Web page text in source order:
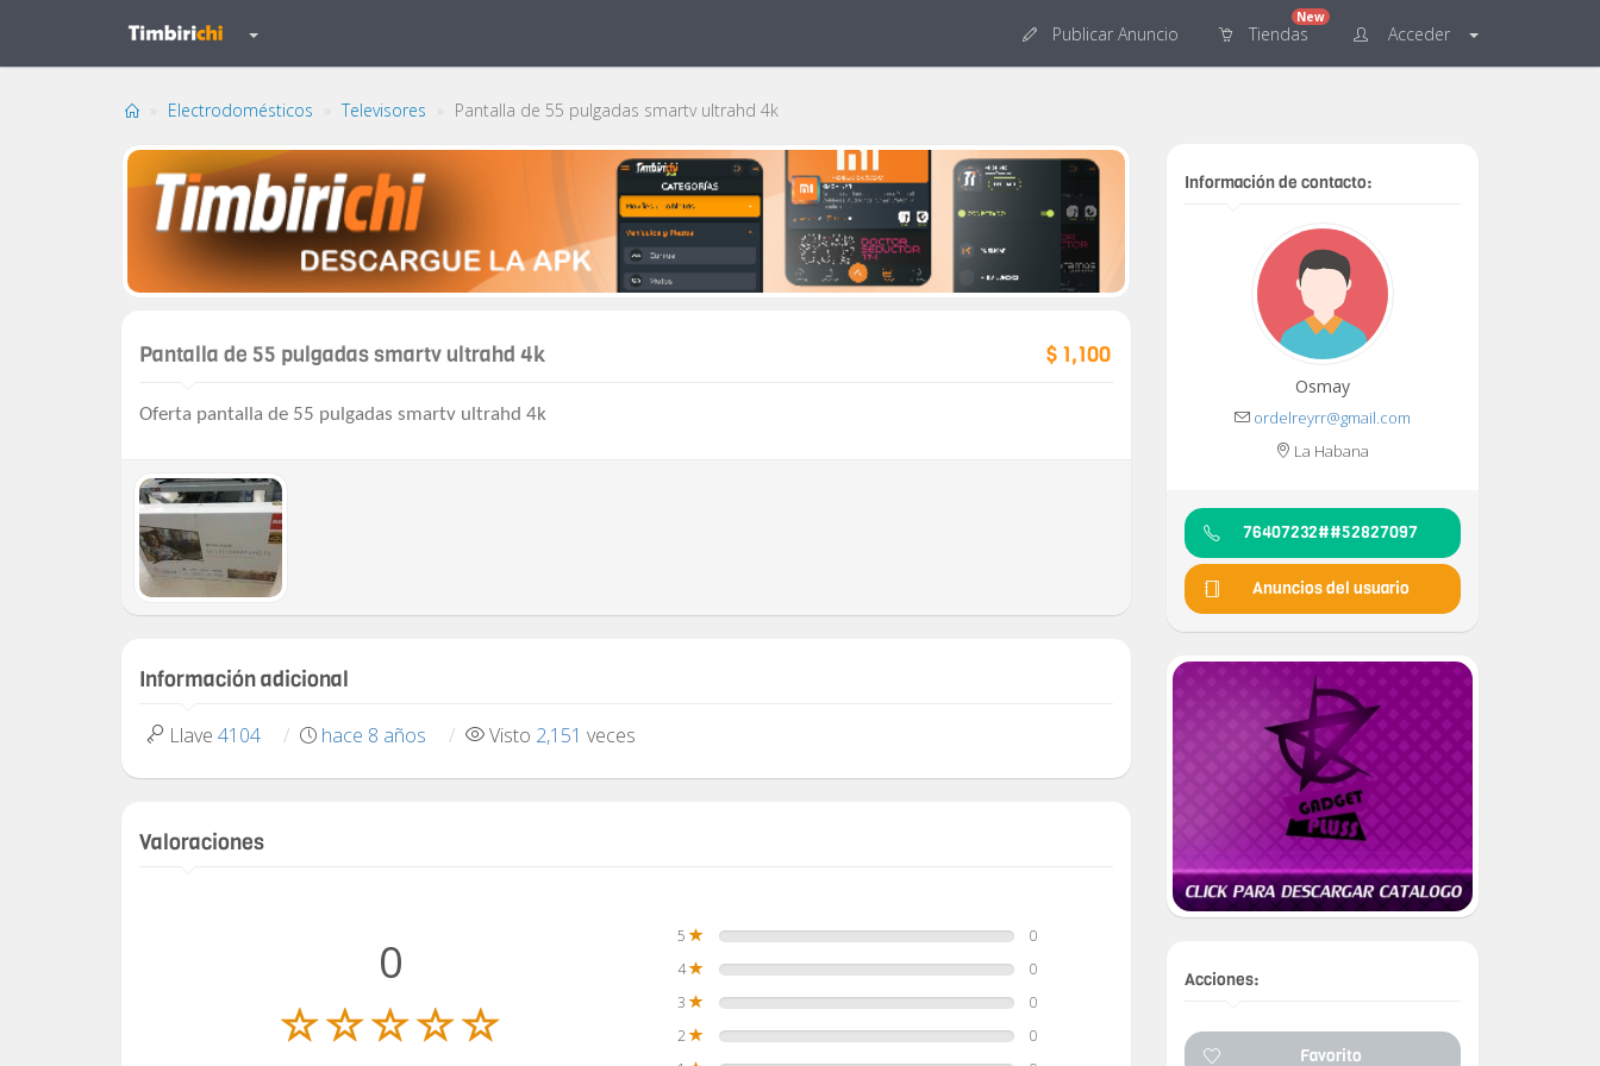
Publicar Anuncio Tiendas
New
Acceder
Electrodomésticos Televisores Pantalla de 55 pulgadas smartv ultrahd 4k
Pantalla de 55 pulgadas smartv ultrahd 4k $ 1,100
Oferta pantalla de 55 pulgadas smartv ultrahd 4k
Información adicional
Llave 4104 hace 8 años Visto 2,151 veces
Valoraciones
0 5
0
4
0
3
0
2
0
Información de contacto:
Osmay
ordelreyrr@gmail.com
La Habana
76407232##52827097
Anuncios del usuario
Acciones:
Favorito